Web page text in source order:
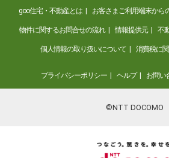
goo住宅・不動産とは お客さまご利用端末から
物件に関するお問合せの流れ 情報提供元 不
個人情報の取り扱いについて 消費税に
プライバシーポリシー ヘルプ お問い
©NTT DOCOMO